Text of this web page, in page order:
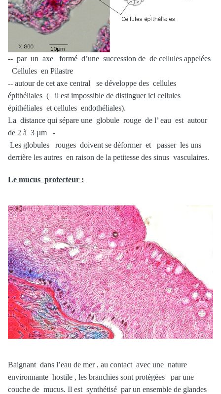
-- par un axe formé d’une succession de de cellules appelées
Cellules en Pilastre
-- autour de cet axe central se développe des cellules
épithéliales ( il est impossible de distinguer ici cellules
épithéliales et cellules endothéliales).
La distance qui sépare une globule rouge de l’ eau est autour
de 2 à 3 µm -
Les globules rouges doivent se déformer et passer les uns
derrière les autres en raison de la petitesse des sinus vasculaires.
Le mucus protecteur :
Baignant dans l’eau de mer , au contact avec une nature
environnante hostile , les branchies sont protégées par une
couche de mucus. Il est synthétisé par un ensemble de glandes